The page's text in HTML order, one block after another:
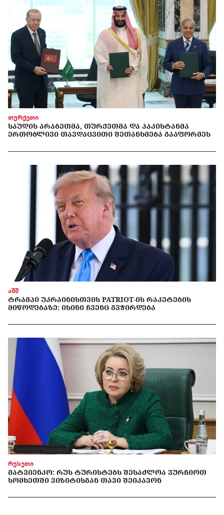
თურქეთი
ᲡᲐᲣᲓᲘᲡ ᲐᲠᲐᲑᲔᲗᲛᲐ, ᲗᲣᲠᲥᲔᲗᲛᲐ ᲓᲐ ᲞᲐᲙᲘᲡᲢᲐᲜᲛᲐ
ᲔᲠᲗᲝᲑᲚᲘᲕᲘ ᲗᲐᲕᲓᲐᲪᲕᲘᲗᲘ ᲨᲔᲗᲐᲜᲮᲛᲔᲑᲐ ᲒᲐᲐᲤᲝᲠᲛᲔᲡ
აშშ
ᲢᲠᲐᲛᲞᲘ ᲣᲙᲠᲐᲘᲜᲘᲡᲗᲕᲘᲡ PATRIOT-ᲘᲡ ᲠᲐᲙᲔᲢᲔᲑᲘᲡ
ᲛᲘᲬᲝᲓᲔᲑᲐᲖᲔ: ᲘᲡᲘᲜᲘ ᲩᲕᲔᲜᲪ ᲒᲕᲭᲘᲠᲓᲔᲑᲐ
რუსეთი
ᲛᲐᲢᲕᲘᲔᲜᲙᲝ: ᲠᲣᲡ ᲢᲣᲠᲘᲡᲢᲔᲑᲡ ᲨᲔᲡᲐᲫᲚᲝᲐ ᲕᲣᲠᲩᲘᲝᲗ
ᲡᲝᲛᲮᲔᲗᲨᲘ ᲕᲘᲖᲘᲢᲘᲡᲒᲐᲜ ᲗᲐᲕᲘ ᲨᲔᲘᲙᲐᲕᲝᲜ